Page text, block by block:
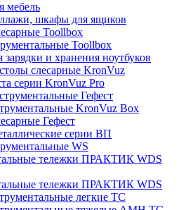
мебель
шкафы для ящиков
Toollbox
Toollbox
зарядки и хранения ноутбуков
слесарные KronVuz
серии KronVuz Pro
Гефест
KronVuz Box
Гефест
серии ВП
WS
тележки ПРАКТИК WDS
тележки ПРАКТИК WDS
легкие ТС